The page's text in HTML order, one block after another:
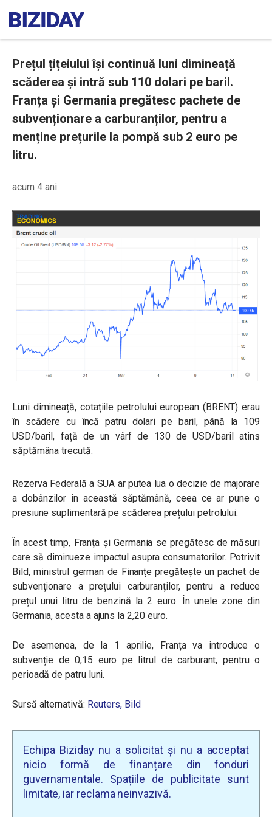
Prețul țițeiului își continuă luni dimineață
scăderea și intră sub 110 dolari pe baril.
Franța și Germania pregătesc pachete de
subvenționare a carburanților, pentru a
menține prețurile la pompă sub 2 euro pe
litru.
acum 4 ani
Luni dimineață, cotațiile petrolului european (BRENT) erau
în scădere cu încă patru dolari pe baril, până la 109
USD/baril, față de un vârf de 130 de USD/baril atins
săptămâna trecută.
Rezerva Federală a SUA ar putea lua o decizie de majorare
a dobânzilor în această săptămână, ceea ce ar pune o
presiune suplimentară pe scăderea prețului petrolului.
În acest timp, Franța și Germania se pregătesc de măsuri
care să diminueze impactul asupra consumatorilor. Potrivit
Bild, ministrul german de Finanțe pregătește un pachet de
subvenționare a prețului carburanților, pentru a reduce
prețul unui litru de benzină la 2 euro. În unele zone din
Germania, acesta a ajuns la 2,20 euro.
De asemenea, de la 1 aprilie, Franța va introduce o
subvenție de 0,15 euro pe litrul de carburant, pentru o
perioadă de patru luni.
Sursă alternativă: Reuters, Bild
Echipa Biziday nu a solicitat și nu a acceptat
nicio formă de finanțare din fonduri
guvernamentale. Spațiile de publicitate sunt
limitate, iar reclama neinvazivă.